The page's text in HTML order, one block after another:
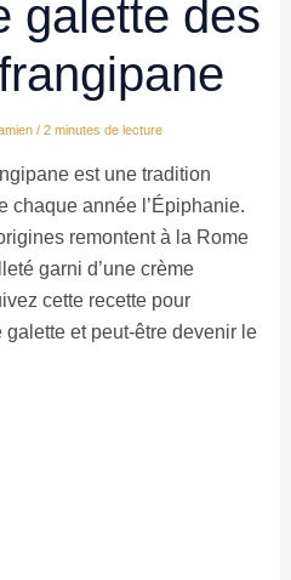
galette des
/ 2 minutes de lecture
est une tradition
chaque année l’Épiphanie.
remontent à la Rome
garni d’une crème
cette recette pour
et peut-être devenir le